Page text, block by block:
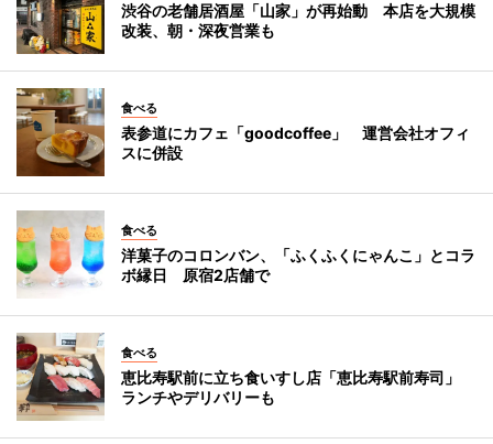
渋谷の老舗居酒屋「山家」が再始動 本店を大規模
改装、朝・深夜営業も
食べる
表参道にカフェ「goodcoffee」 運営会社オフィ
スに併設
食べる
洋菓子のコロンバン、「ふくふくにゃんこ」とコラ
ボ縁日 原宿2店舗で
食べる
恵比寿駅前に立ち食いすし店「恵比寿駅前寿司」
ランチやデリバリーも